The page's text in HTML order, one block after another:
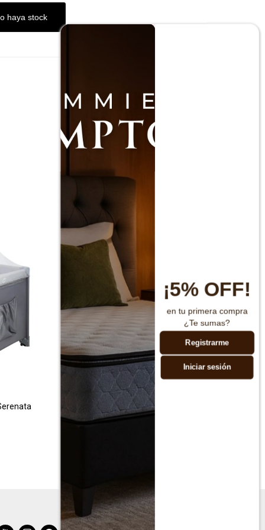
haya stock
Silla Para Auto Burigotto 4Road
$ 8.790
¡5% OFF!
en tu primera compra
¿Te sumas?
Registrarme
Iniciar sesión